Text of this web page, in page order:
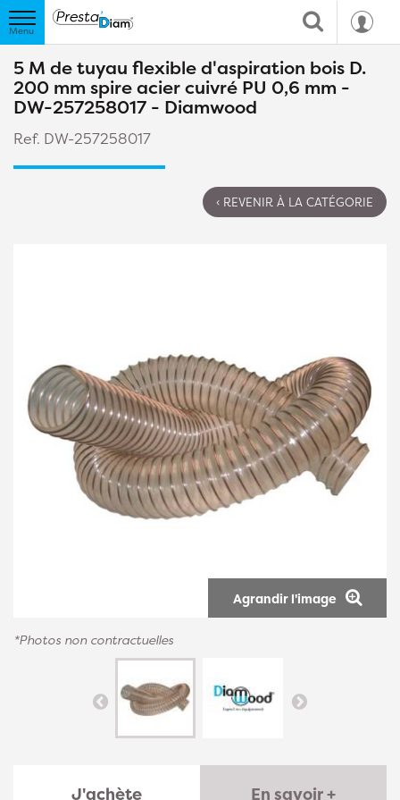
5 M de tuyau flexible d'aspiration bois D.
200 mm spire acier cuivré PU 0,6 mm -
DW-257258017 - Diamwood
Ref. DW-257258017
‹ REVENIR À LA CATÉGORIE
Agrandir l'image
*Photos non contractuelles
J'achète En savoir +